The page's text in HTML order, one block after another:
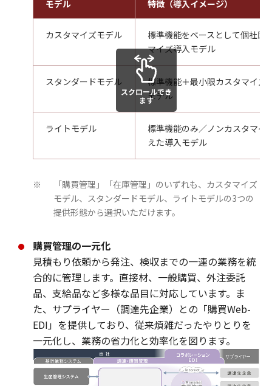
モデル 特徴（導入イメージ）
カスタマイズモデル
標準機能をベースとして個社固
マイズ導入モデル
スタンダードモデル
標準機能＋最小限カスタマイズ
モデル
ライトモデル
標準機能のみ／ノンカスタマイ
えた導入モデル
スクロールでき
ます
※
「購買管理」「在庫管理」のいずれも、カスタマイズ
モデル、スタンダードモデル、ライトモデルの3つの
提供形態から選択いただけます。
購買管理の一元化
見積もり依頼から発注、検収までの一連の業務を統
合的に管理します。直接材、一般購買、外注委託
品、支給品など多様な品目に対応しています。ま
た、サプライヤー（調達先企業）との「購買Web-
EDI」を提供しており、従来煩雑だったやりとりを
一元化し、業務の省力化と効率化を図ります。